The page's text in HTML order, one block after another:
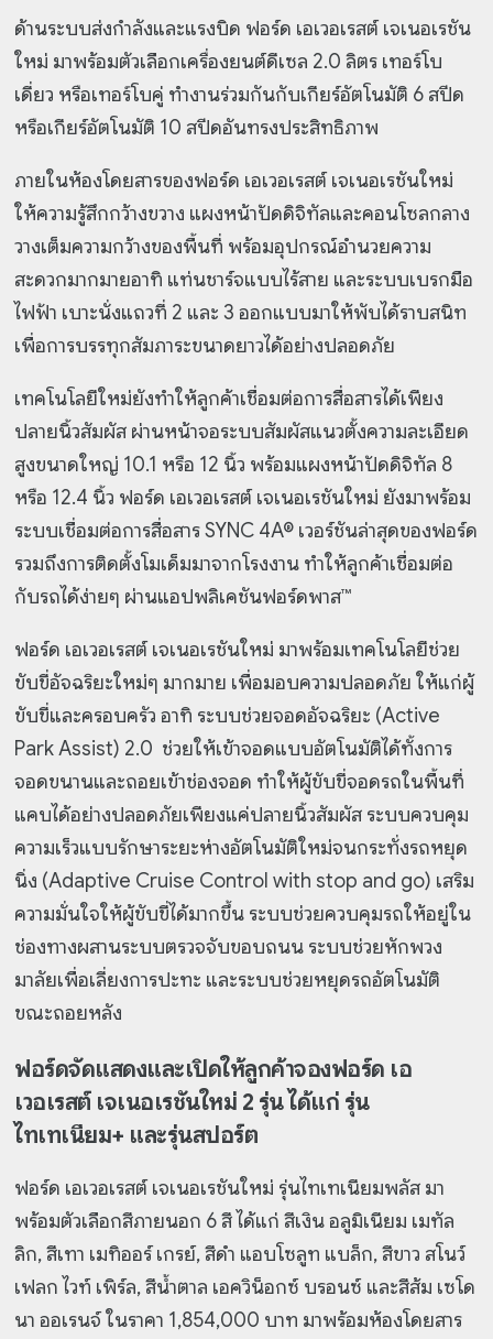
ด้านระบบส่งกำลังและแรงบิด ฟอร์ด เอเวอเรสต์ เจเนอเรชัน
ใหม่ มาพร้อมตัวเลือกเครื่องยนต์ดีเซล 2.0 ลิตร เทอร์โบ
เดี่ยว หรือเทอร์โบคู่ ทำงานร่วมกันกับเกียร์อัตโนมัติ 6 สปีด
หรือเกียร์อัตโนมัติ 10 สปีดอันทรงประสิทธิภาพ
ภายในห้องโดยสารของฟอร์ด เอเวอเรสต์ เจเนอเรชันใหม่
ให้ความรู้สึกกว้างขวาง แผงหน้าปัดดิจิทัลและคอนโซลกลาง
วางเต็มความกว้างของพื้นที่ พร้อมอุปกรณ์อำนวยความ
สะดวกมากมายอาทิ แท่นชาร์จแบบไร้สาย และระบบเบรกมือ
ไฟฟ้า เบาะนั่งแถวที่ 2 และ 3 ออกแบบมาให้พับได้ราบสนิท
เพื่อการบรรทุกสัมภาระขนาดยาวได้อย่างปลอดภัย
เทคโนโลยีใหม่ยังทำให้ลูกค้าเชื่อมต่อการสื่อสารได้เพียง
ปลายนิ้วสัมผัส ผ่านหน้าจอระบบสัมผัสแนวตั้งความละเอียด
สูงขนาดใหญ่ 10.1 หรือ 12 นิ้ว พร้อมแผงหน้าปัดดิจิทัล 8
หรือ 12.4 นิ้ว ฟอร์ด เอเวอเรสต์ เจเนอเรชันใหม่ ยังมาพร้อม
ระบบเชื่อมต่อการสื่อสาร SYNC 4A® เวอร์ชันล่าสุดของฟอร์ด
รวมถึงการติดตั้งโมเด็มมาจากโรงงาน ทำให้ลูกค้าเชื่อมต่อ
กับรถได้ง่ายๆ ผ่านแอปพลิเคชันฟอร์ดพาส™
ฟอร์ด เอเวอเรสต์ เจเนอเรชันใหม่ มาพร้อมเทคโนโลยีช่วย
ขับขี่อัจฉริยะใหม่ๆ มากมาย เพื่อมอบความปลอดภัย ให้แก่ผู้
ขับขี่และครอบครัว อาทิ ระบบช่วยจอดอัจฉริยะ (Active
Park Assist) 2.0 ช่วยให้เข้าจอดแบบอัตโนมัติได้ทั้งการ
จอดขนานและถอยเข้าช่องจอด ทำให้ผู้ขับขี่จอดรถในพื้นที่
แคบได้อย่างปลอดภัยเพียงแค่ปลายนิ้วสัมผัส ระบบควบคุม
ความเร็วแบบรักษาระยะห่างอัตโนมัติใหม่จนกระทั่งรถหยุด
นิ่ง (Adaptive Cruise Control with stop and go) เสริม
ความมั่นใจให้ผู้ขับขี่ได้มากขึ้น ระบบช่วยควบคุมรถให้อยู่ใน
ช่องทางผสานระบบตรวจจับขอบถนน ระบบช่วยหักพวง
มาลัยเพื่อเลี่ยงการปะทะ และระบบช่วยหยุดรถอัตโนมัติ
ขณะถอยหลัง
ฟอร์ดจัดแสดงและเปิดให้ลูกค้าจองฟอร์ด เอ
เวอเรสต์ เจเนอเรชันใหม่ 2 รุ่น ได้แก่ รุ่น
ไทเทเนียม+ และรุ่นสปอร์ต
ฟอร์ด เอเวอเรสต์ เจเนอเรชันใหม่ รุ่นไทเทเนียมพลัส มา
พร้อมตัวเลือกสีภายนอก 6 สี ได้แก่ สีเงิน อลูมิเนียม เมทัล
ลิก, สีเทา เมทิออร์ เกรย์, สีดำ แอบโซลูท แบล็ก, สีขาว สโนว์
เฟลก ไวท์ เพิร์ล, สีน้ำตาล เอควิน็อกซ์ บรอนซ์ และสีส้ม เซโด
นา ออเรนจ์ ในราคา 1,854,000 บาท มาพร้อมห้องโดยสาร